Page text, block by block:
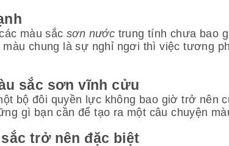
màu sắc sơn nước trung tính chưa bao
chung là sự nghỉ ngơi thì việc tương
sắc sơn vĩnh cửu
bộ đôi quyền lực không bao giờ trở
gì bạn cần để tạo ra một câu chuyện
trở nên đặc biệt